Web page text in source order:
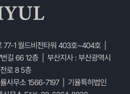
77-1 월드비전타워 403호~404호 |
길 66 12층 | 부산지사 : 부산광역시
로 8 5층
사무소 1566-7197 | 기율특허법인